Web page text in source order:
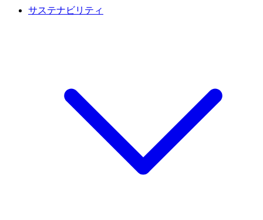
サステナビリティ